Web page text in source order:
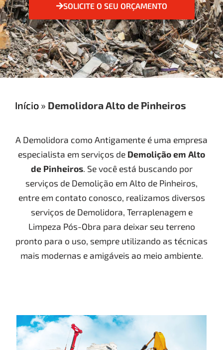
SOLICITE O SEU ORÇAMENTO
Início » Demolidora Alto de Pinheiros
A Demolidora como Antigamente é uma empresa
especialista em serviços de Demoliçãoem Alto
de Pinheiros. Se você está buscando por
serviços de Demolição em Alto de Pinheiros,
entre em contato conosco, realizamos diversos
serviços de Demolidora, Terraplenagem e
Limpeza Pós-Obra para deixar seu terreno
pronto para o uso, sempre utilizando as técnicas
mais modernas e amigáveis ao meio ambiente.